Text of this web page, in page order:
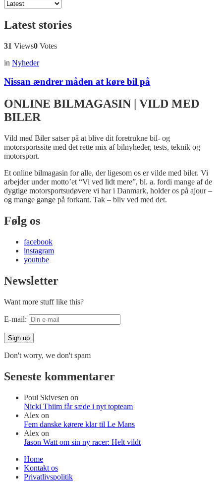
Latest stories
31 Views0 Votes
in Nyheder
Nissan ændrer måden at køre bil på
ONLINE BILMAGASIN | VILD MED
BILER
Vild med Biler satser på at blive dit foretrukne bil- og
motorsportssite med det rette mix af bilnyheder, tests, teknik og
motorsport.
Et online bilmagasin for alle, der ligesom os er vilde med biler. Vi
arbejder under motto’et “Vi ved lidt mere”, bl. a. fordi mange af de
dygtige motorsportsudøvere vi har i Danmark, holder os på ajour –
og mange gange på forkant. Tak – bliv ved med det.
Følg os
facebook
instagram
youtube
Newsletter
Want more stuff like this?
E-mail:
Don't worry, we don't spam
Seneste kommentarer
Poul Skivesen on
Nicki Thiim får sæde i nyt topteam
Alex on
Fem danske kørere klar til Le Mans
Alex on
Jason Watt om sin ny racer: Helt vildt
Home
Kontakt os
Privatlivspolitik